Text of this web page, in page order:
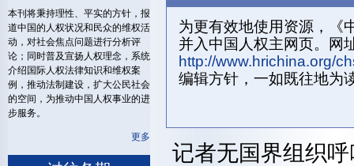
为更有效地使用资源，《
并入中国人权主网页。网
http://www.hrichina.org/
编辑方针，一如既往地为
记者无国界组织
本刊将秉持理性、平实的方针，报
道中国的人权状况和民众的维权活
动，对社会焦点问题进行分析评
论；同时普及宣扬人权理念，系统
介绍国际人权法律知识和维权案
例，推动法制建设，扩大公民社会
的空间，为推动中国人权事业的进
步服务。
更多